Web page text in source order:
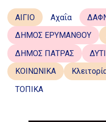
ΑΙΓΙΟ Αχαΐα
ΔΗΜΟΣ ΕΡΥΜΑΝΘΟΥ
ΔΗΜΟΣ ΠΑΤΡΑΣ
ΚΟΙΝΩΝΙΚΑ
ΤΟΠΙΚΑ